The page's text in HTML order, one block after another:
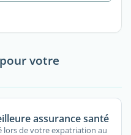
votre
assurance santé
lors de votre expatriation au